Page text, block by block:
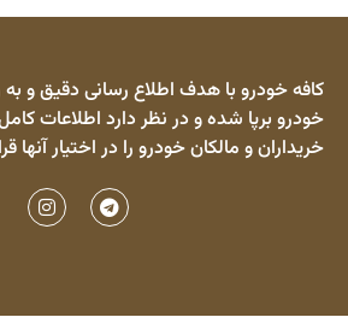
کافه خودرو با هدف اطلاع رسانی دقیق و
خودرو برپا شده و در نظر دارد اطلاعات کامل
خریداران و مالکان خودرو را در اختیار آنها